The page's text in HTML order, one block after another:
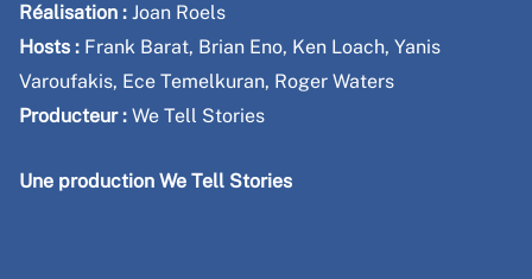
Réalisation : Joan Roels
Hosts : Frank Barat, Brian Eno, Ken Loach, Yanis
Varoufakis, Ece Temelkuran, Roger Waters
Producteur : We Tell Stories
Une production We Tell Stories